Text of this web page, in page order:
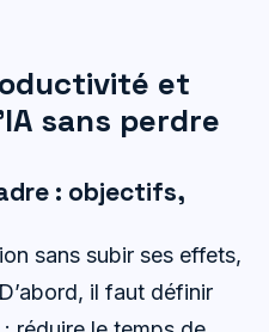
et
sans perdre
: objectifs,
sans subir ses effets,
il faut définir